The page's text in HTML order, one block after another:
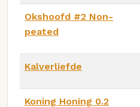
Okshoofd #2 Non-
peated
Kalverliefde
Koning Honing 0.2